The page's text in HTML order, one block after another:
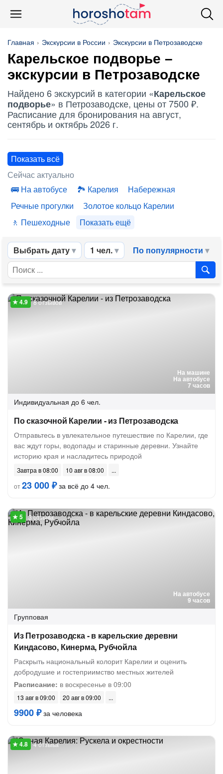
Главная Экскурсии в России Экскурсии в Петрозаводске
Карельское подворье –
экскурсии в Петрозаводске
Найдено 6 экскурсий в категории «Карельское
подворье» в Петрозаводске, цены от 7500 ₽.
Расписание для бронирования на август,
сентябрь и октябрь 2026 г.
Показать всё
Сейчас актуально
На автобусе
Карелия
Набережная
Речные прогулки
Золотое кольцо Карелии
Пешеходные
Показать ещё
Выбрать дату 1 чел. По популярности
На машине
На автобусе
7 часов
8 отзывов
Индивидуальная до 6 чел.
По сказочной Карелии - из Петрозаводска
Отправьтесь в увлекательное путешествие по Карелии, где
вас ждут горы, водопады и старинные деревни. Узнайте
историю края и насладитесь природой
Завтра в 08:00
10 авг в 08:00
от23 000 ₽за всё до 4 чел.
На автобусе
9 часов
3 отзыва
Групповая
Из Петрозаводска - в карельские деревни
Киндасово, Кинерма, Рубчойла
Раскрыть национальный колорит Карелии и оценить
добродушие и гостеприимство местных жителей
Расписание: в воскресенье в 09:00
13 авг в 09:00 20 авг в 09:00
9900 ₽за человека
4 отзыва